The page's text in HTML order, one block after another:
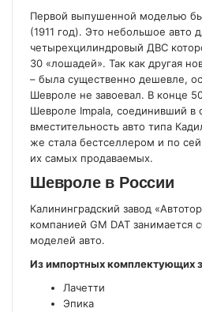
Первой выпушенной моделью
(1911 год). Это небольшое авто
четырехцилиндровый ДВС
30 «лошадей». Так как другая
– была существенно дешевле,
Шевроле не завоевал. В конце
Шевроле Impala, соединивший в
вместительность авто типа
же стала бестселлером и по
их самых продаваемых.
Шевроле в России
Калининградский завод «Автотор
компанией GM DAT занимается
моделей авто.
Из импортных комплектующих
Лачетти
Эпика